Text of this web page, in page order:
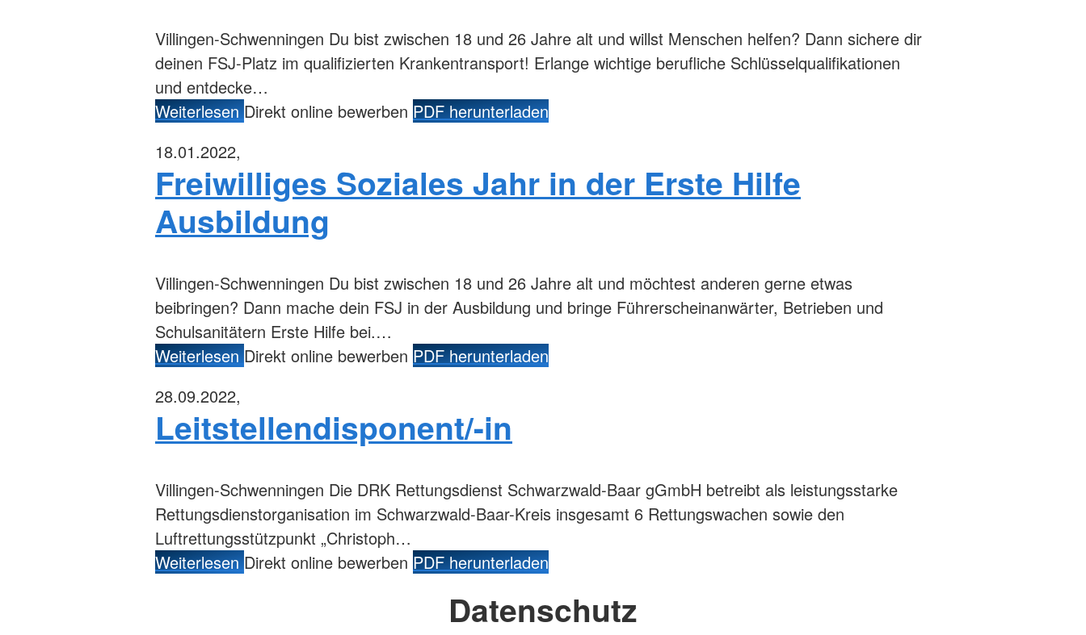
Villingen-Schwenningen Du bist zwischen 18 und 26 Jahre alt und willst Menschen helfen? Dann sichere dir
deinen FSJ-Platz im qualifizierten Krankentransport! Erlange wichtige berufliche Schlüsselqualifikationen
und entdecke…
WeiterlesenDirekt online bewerben PDF herunterladen
18.01.2022,
Freiwilliges Soziales Jahr in der Erste Hilfe
Ausbildung
Villingen-Schwenningen Du bist zwischen 18 und 26 Jahre alt und möchtest anderen gerne etwas
beibringen? Dann mache dein FSJ in der Ausbildung und bringe Führerscheinanwärter, Betrieben und
Schulsanitätern Erste Hilfe bei.…
WeiterlesenDirekt online bewerben PDF herunterladen
28.09.2022,
Leitstellendisponent/-in
Villingen-Schwenningen Die DRK Rettungsdienst Schwarzwald-Baar gGmbH betreibt als leistungsstarke
Rettungsdienstorganisation im Schwarzwald-Baar-Kreis insgesamt 6 Rettungswachen sowie den
Luftrettungsstützpunkt „Christoph…
WeiterlesenDirekt online bewerben PDF herunterladen
Datenschutz